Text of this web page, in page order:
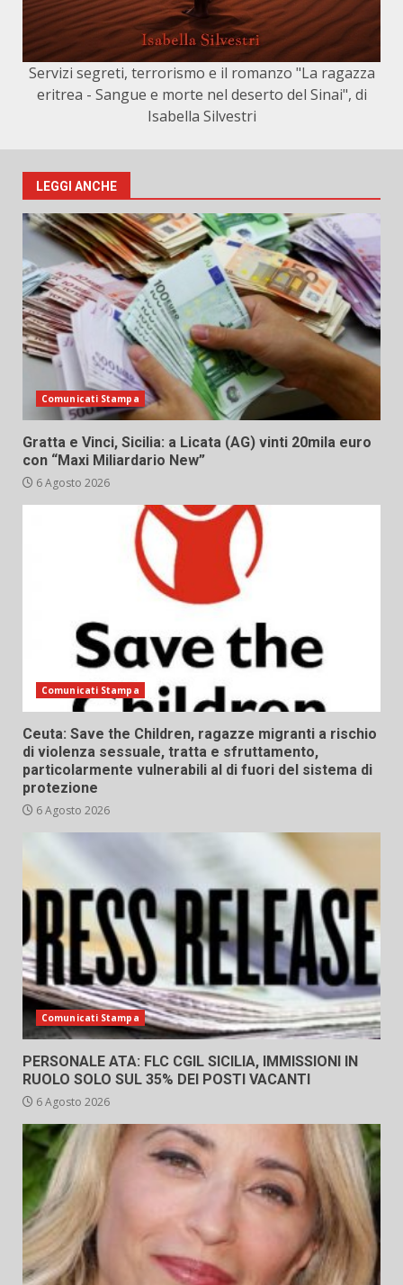
Servizi segreti, terrorismo e il romanzo "La ragazza
eritrea - Sangue e morte nel deserto del Sinai", di
Isabella Silvestri
LEGGI ANCHE
Comunicati Stampa
Gratta e Vinci, Sicilia: a Licata (AG) vinti 20mila euro
con “Maxi Miliardario New”
6 Agosto 2026
Comunicati Stampa
Ceuta: Save the Children, ragazze migranti a rischio
di violenza sessuale, tratta e sfruttamento,
particolarmente vulnerabili al di fuori del sistema di
protezione
6 Agosto 2026
Comunicati Stampa
PERSONALE ATA: FLC CGIL SICILIA, IMMISSIONI IN
RUOLO SOLO SUL 35% DEI POSTI VACANTI
6 Agosto 2026